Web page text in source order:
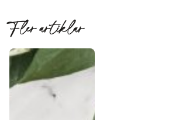
Fler artiklar